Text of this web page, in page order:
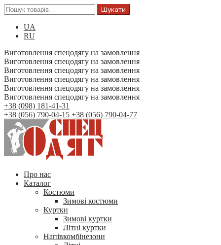
Шукати
UA
RU
Виготовлення спецодягу на замовлення
Виготовлення спецодягу на замовлення
Виготовлення спецодягу на замовлення
Виготовлення спецодягу на замовлення
Виготовлення спецодягу на замовлення
Виготовлення спецодягу на замовлення
+38 (098) 181-41-31
+38 (056) 790-04-15 +38 (056) 790-04-77
Про нас
Каталог
Костюми
Зимові костюми
Куртки
Зимові куртки
Літні куртки
Напівкомбінезони